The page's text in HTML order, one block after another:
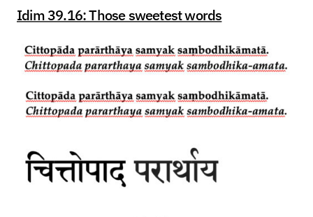
Idim 39.16: Those sweetest words